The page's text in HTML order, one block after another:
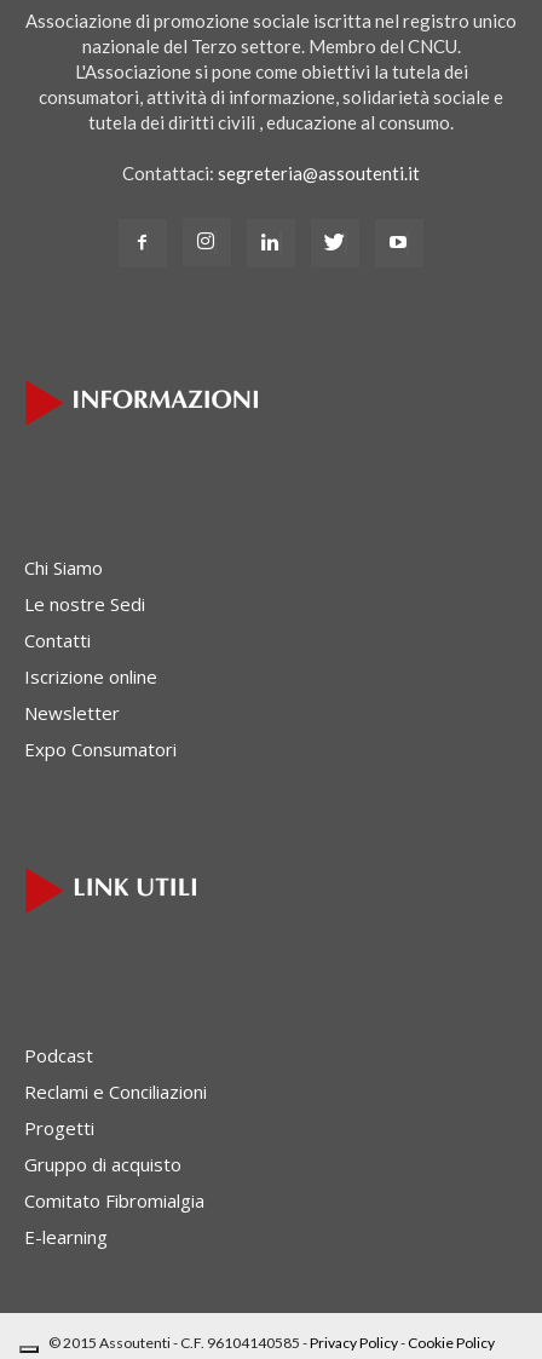
Associazione di promozione sociale iscritta nel registro unico
nazionale del Terzo settore. Membro del CNCU.
L'Associazione si pone come obiettivi la tutela dei
consumatori, attività di informazione, solidarietà sociale e
tutela dei diritti civili , educazione al consumo.
Contattaci: segreteria@assoutenti.it
Chi Siamo
Le nostre Sedi
Contatti
Iscrizione online
Newsletter
Expo Consumatori
Podcast
Reclami e Conciliazioni
Progetti
Gruppo di acquisto
Comitato Fibromialgia
E-learning
© 2015 Assoutenti - C.F. 96104140585 -Privacy Policy-Cookie Policy